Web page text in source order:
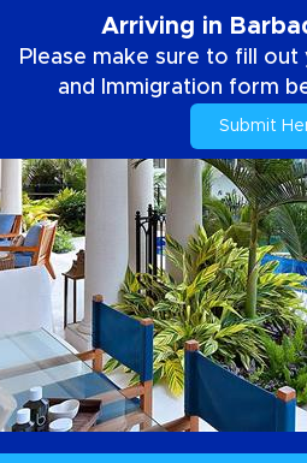
Arriving in
Please make sure to fill out
and Immigration form
Submit